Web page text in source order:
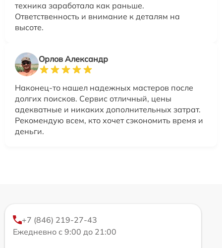
техника заработала как раньше.
Ответственность и внимание к деталям на
высоте.
Орлов Александр
Наконец-то нашел надежных мастеров после
долгих поисков. Сервис отличный, цены
адекватные и никаких дополнительных затрат.
Рекомендую всем, кто хочет сэкономить время и
деньги.
+7 (846) 219-27-43
Ежедневно с 9:00 до 21:00